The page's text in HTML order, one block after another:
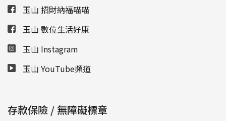
玉山 招財納福喵喵
玉山 數位生活好康
玉山 Instagram
玉山 YouTube頻道
存款保險 / 無障礙標章